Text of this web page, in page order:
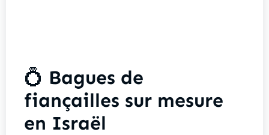
💍 Bagues de
fiançailles sur mesure
en Israël